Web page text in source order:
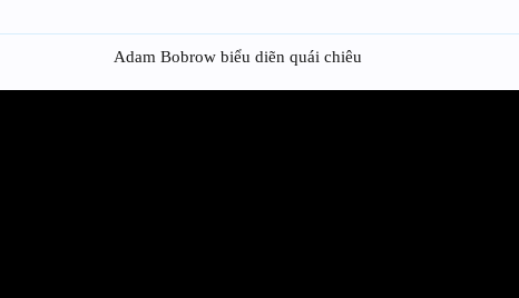
Adam Bobrow biểu diẽn quái chiêu